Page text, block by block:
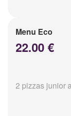
Menu Eco
22.00 €
2 pizzas junior